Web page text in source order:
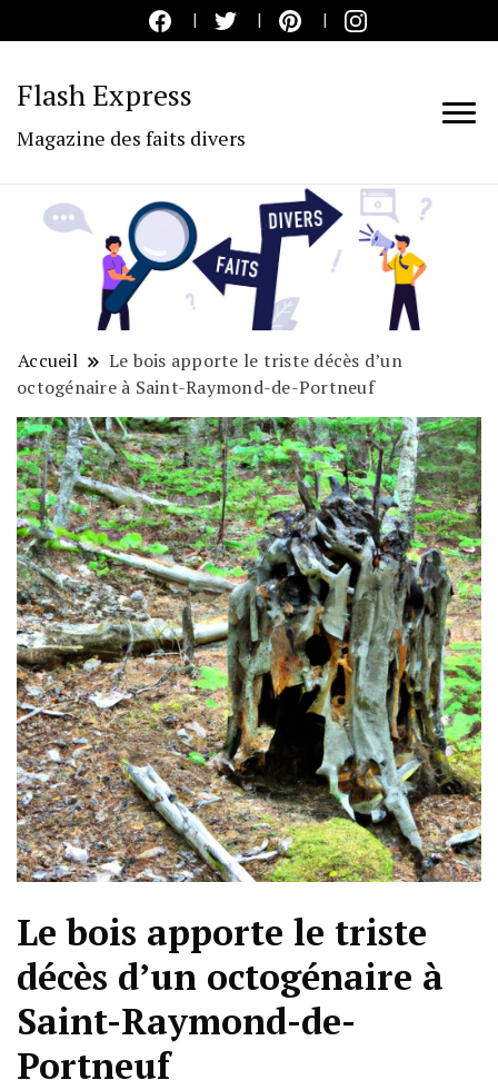
Flash Express
Magazine des faits divers
Accueil
Le bois apporte le triste décès d’un
octogénaire à Saint-Raymond-de-Portneuf
Le bois apporte le triste
décès d’un octogénaire à
Saint-Raymond-de-
Portneuf